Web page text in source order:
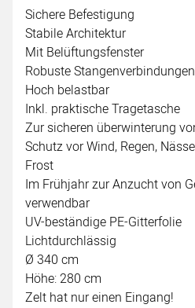
Sichere Befestigung
Stabile Architektur
Mit Belüftungsfenster
Robuste Stangenverbindungen
Hoch belastbar
Inkl. praktische Tragetasche
Zur sicheren überwinterung
Schutz vor Wind, Regen,
Frost
Im Frühjahr zur Anzucht von
verwendbar
UV-beständige PE-Gitterfolie
Lichtdurchlässig
Ø 340 cm
Höhe: 280 cm
Zelt hat nur einen Eingang!